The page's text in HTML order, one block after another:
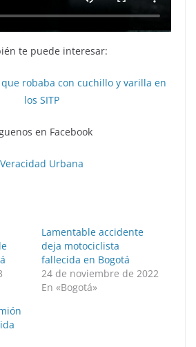
te puede interesar:
robaba con cuchillo y varilla en
los SITP
en Facebook
Veracidad Urbana
Lamentable accidente
deja motociclista
fallecida en Bogotá
24 de noviembre de 2022
En «Bogotá»